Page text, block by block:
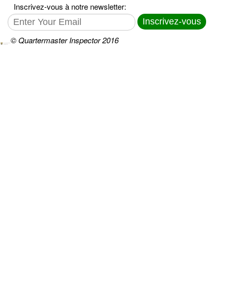
Inscrivez-vous à notre newsletter:
Inscrivez-vous
© Quartermaster Inspector 2016